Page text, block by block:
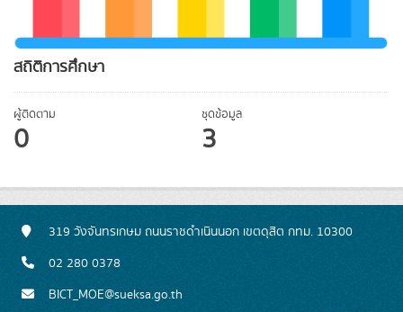
สถิติการศึกษา
ผู้ติดตาม
0
ชุดข้อมูล
3
319 วังจันทรเกษม ถนนราชดำเนินนอก เขตดุสิต กทม. 10300
02 280 0378
BICT_MOE@sueksa.go.th